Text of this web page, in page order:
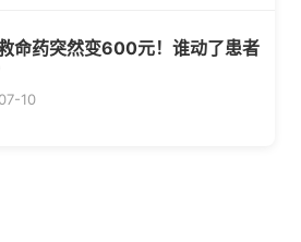
命药突然变600元！谁动了患者
10